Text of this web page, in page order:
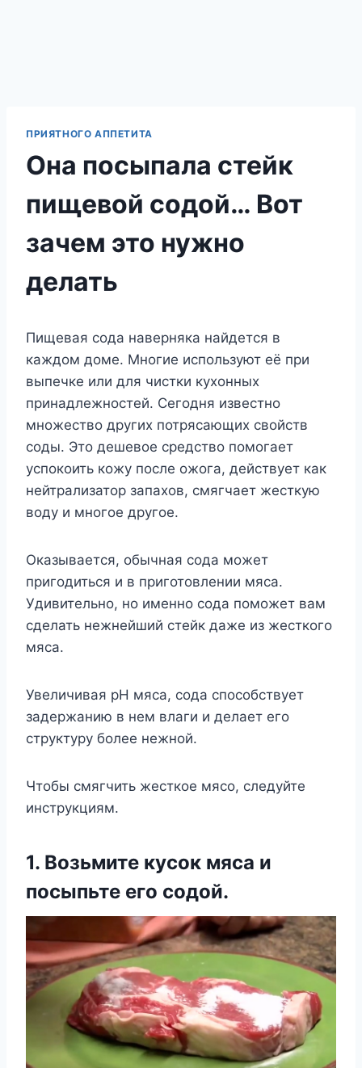
ПРИЯТНОГО АППЕТИТА
Она посыпала стейк
пищевой содой… Вот
зачем это нужно
делать
Пищевая сода наверняка найдется в
каждом доме. Многие используют её при
выпечке или для чистки кухонных
принадлежностей. Сегодня известно
множество других потрясающих свойств
соды. Это дешевое средство помогает
успокоить кожу после ожога, действует как
нейтрализатор запахов, смягчает жесткую
воду и многое другое.
Оказывается, обычная сода может
пригодиться и в приготовлении мяса.
Удивительно, но именно сода поможет вам
сделать нежнейший стейк даже из жесткого
мяса.
Увеличивая pH мяса, сода способствует
задержанию в нем влаги и делает его
структуру более нежной.
Чтобы смягчить жесткое мясо, следуйте
инструкциям.
1. Возьмите кусок мяса и
посыпьте его содой.